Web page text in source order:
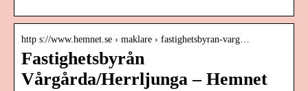
http s://www.hemnet.se › maklare › fastighetsbyran-varg…
Fastighetsbyrån
Vårgårda/Herrljunga – Hemnet